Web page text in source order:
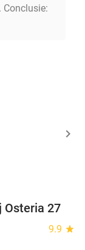
Conclusie:
41%
Osteria 27
9.9 star